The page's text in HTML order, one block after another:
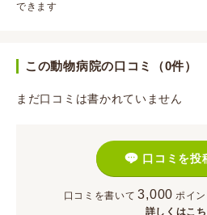
できます
この動物病院の口コミ（0件）
まだ口コミは書かれていません
口コミを投
口コミを書いて 3,000 ポイン
詳しくはこ